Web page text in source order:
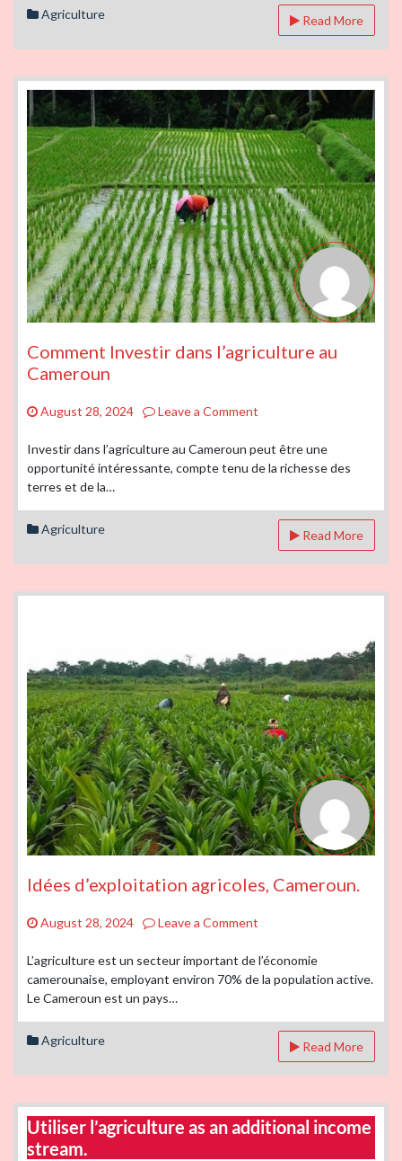
Cameroun.
Agriculture Read More
Comment Investir dans l’agriculture au
Cameroun
August 28, 2024 Leave a Comment
Investir
dans
Cameroun
Investir dans l’agriculture au Cameroun peut être une
opportunité intéressante, compte tenu de la richesse des
terres et de la…
Agriculture Read More
Idées d’exploitation agricoles, Cameroun.
August 28, 2024 Leave a Comment
d’exploitation
agricoles,
L’agriculture est un secteur important de l’économie
camerounaise, employant environ 70% de la population active.
Le Cameroun est un pays…
Agriculture Read More
Utiliser l’agriculture as an additional income
stream.